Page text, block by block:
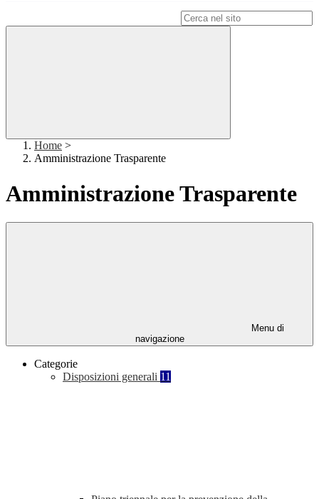
Home >
Amministrazione Trasparente
Amministrazione Trasparente
Menu di
navigazione
Categorie
Disposizioni generali 11